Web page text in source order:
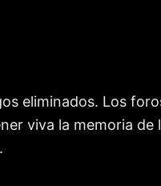
eliminados. Los
viva la memoria de